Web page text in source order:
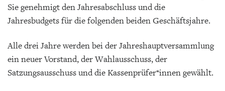
Sie genehmigt den Jahresabschluss und die
Jahresbudgets für die folgenden beiden Geschäftsjahre.
Alle drei Jahre werden bei der Jahreshauptversammlung
ein neuer Vorstand, der Wahlausschuss, der
Satzungsausschuss und die Kassenprüfer*innen gewählt.